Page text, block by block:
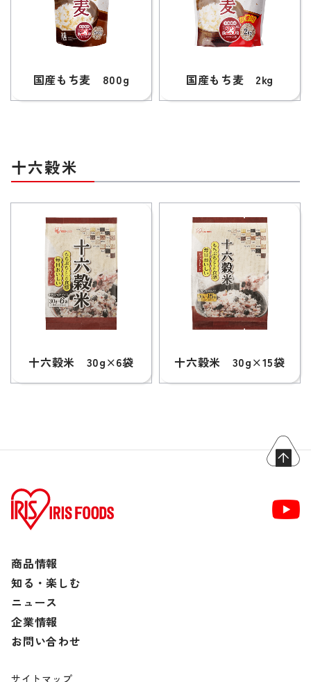
国産もち麦 800g 国産もち麦 2kg
十六穀米
十六穀米 30g×6袋 十六穀米 30g×15袋
商品情報
知る・楽しむ
ニュース
企業情報
お問い合わせ
サイトマップ